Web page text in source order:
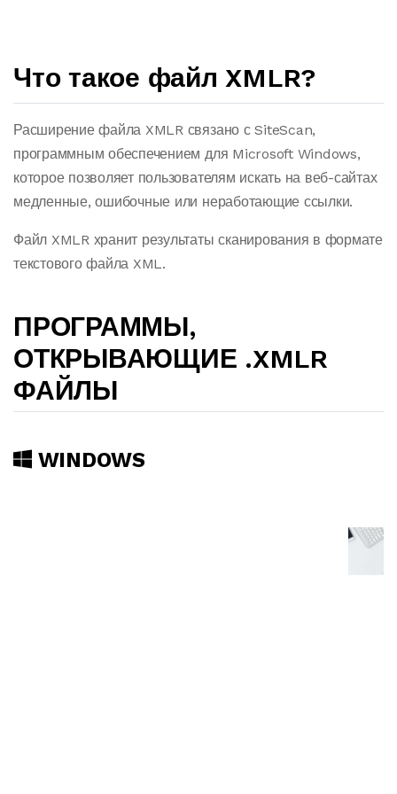
Что такое файл XMLR?
Расширение файла XMLR связано с SiteScan,
программным обеспечением для Microsoft Windows,
которое позволяет пользователям искать на веб-сайтах
медленные, ошибочные или неработающие ссылки.
Файл XMLR хранит результаты сканирования в формате
текстового файла XML.
ПРОГРАММЫ,
ОТКРЫВАЮЩИЕ .XMLR
ФАЙЛЫ
WINDOWS